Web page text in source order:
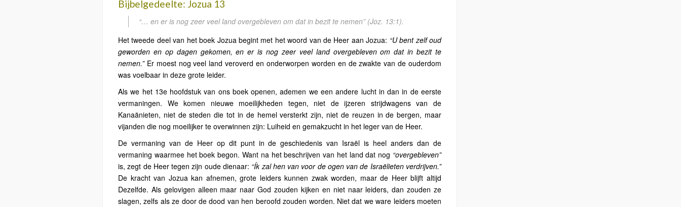
Bijbelgedeelte: Jozua 13
“… en er is nog zeer veel land overgebleven om dat in bezit te nemen”(Joz. 13:1).
Het tweede deel van het boek Jozua begint met het woord van de Heer aan Jozua: “U bent zelf oud
geworden en op dagen gekomen, en er is nog zeer veel land overgebleven om dat in bezit te
nemen.”Er moest nog veel land veroverd en onderworpen worden en de zwakte van de ouderdom
was voelbaar in deze grote leider.
Als we het 13e hoofdstuk van ons boek openen, ademen we een andere lucht in dan in de eerste
vermaningen. We komen nieuwe moeilijkheden tegen, niet de ijzeren strijdwagens van de
Kanaänieten, niet de steden die tot in de hemel versterkt zijn, niet de reuzen in de bergen, maar
vijanden die nog moeilijker te overwinnen zijn: Luiheid en gemakzucht in het leger van de Heer.
De vermaning van de Heer op dit punt in de geschiedenis van Israël is heel anders dan de
vermaning waarmee het boek begon. Want na het beschrijven van het land dat nog “overgebleven”
is, zegt de Heer tegen zijn oude dienaar: “Ík zal hen van voor de ogen van de Israëlieten verdrijven.”
De kracht van Jozua kan afnemen, grote leiders kunnen zwak worden, maar de Heer blijft altijd
Dezelfde. Als gelovigen alleen maar naar God zouden kijken en niet naar leiders, dan zouden ze
slagen, zelfs als ze door de dood van hen beroofd zouden worden. Niet dat we ware leiders moeten